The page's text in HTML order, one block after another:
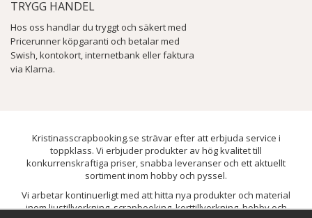
TRYGG HANDEL
Hos oss handlar du tryggt och säkert med
Pricerunner köpgaranti och betalar med
Swish, kontokort, internetbank eller faktura
via Klarna.
Kristinasscrapbooking.se strävar efter att erbjuda service i
toppklass. Vi erbjuder produkter av hög kvalitet till
konkurrenskraftiga priser, snabba leveranser och ett aktuellt
sortiment inom hobby och pyssel.
Vi arbetar kontinuerligt med att hitta nya produkter och material
inom ljustillverkning, scrapbooking, korttillverkning, hobby och